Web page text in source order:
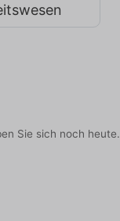
Sie sich noch heute.